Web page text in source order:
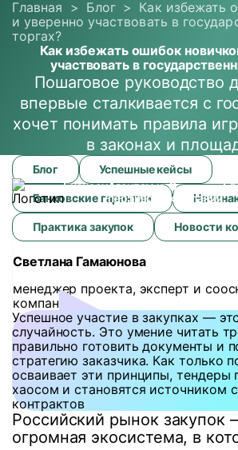
БизнесуАгентам и
партнерам
О
компании
Главная > Блог > Как избежать
и уверенно участвовать в
торгах?
Как избежать ошибок
участвовать в
Пошаговое руководство
впервые сталкивается с
хочет понимать правила
в законах и
Как
избежать
ошибок
новичков
и
уверенно
в
торгах?
Блог Успешные кейсы
Банковские гарантии
Практика закупок Новости
Светлана Гамаюнова
менеджер проекта, эксперт и
компании
Успешное участие в закупках —
случайность. Это умение читать
правильно готовить документы и
стратегию заказчика. Как только
осваивает эти принципы, тендеры
хаосом и становятся источником
контрактов
Российский рынок закупок
огромная экосистема, в